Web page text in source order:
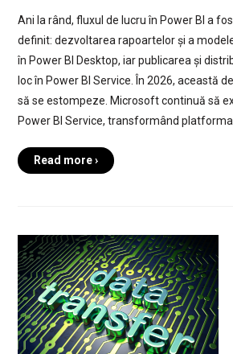
Ani la rând, fluxul de lucru în Power BI a
definit: dezvoltarea rapoartelor și a
în Power BI Desktop, iar publicarea și
loc în Power BI Service. În 2026, această
să se estompeze. Microsoft continuă să
Power BI Service, transformând
Read more ›